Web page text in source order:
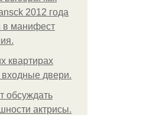
2012 года
в манифест
квартирах
входные двери.
обсуждать
актрисы.